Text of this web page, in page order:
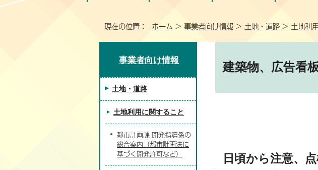
現在の位置： ホーム > 事業者向け情報 > 土地・道路 > 土地利
建築物、広告看
日頃から注意、
事業者向け情報
土地・道路
土地利用に関すること
都市計画課 開発指導係の
総合案内（都市計画法に
基づく開発許可など）